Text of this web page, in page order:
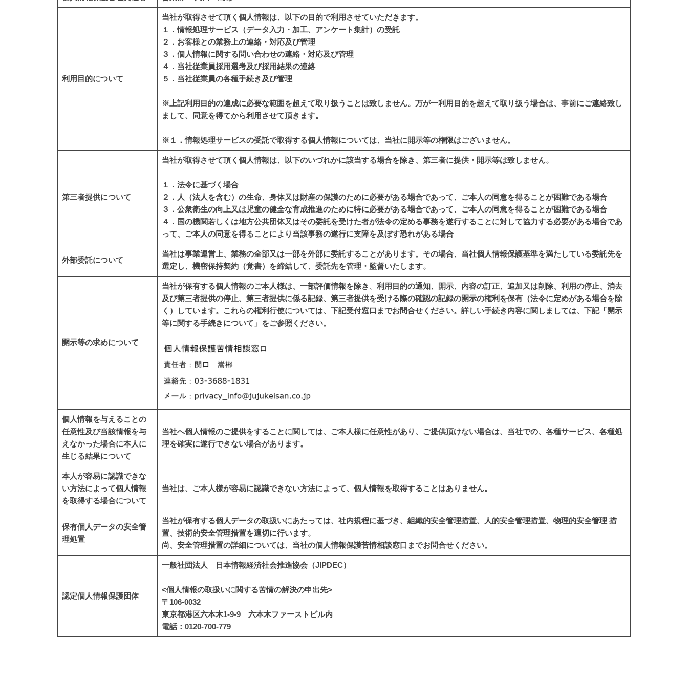
利用目的について
当社が取得させて頂く個人情報は、以下の目的で利用させていただきます。
１．情報処理サービス（データ入力・加工、アンケート集計）の受託
２．お客様との業務上の連絡・対応及び管理
３．個人情報に関する問い合わせの連絡・対応及び管理
４．当社従業員採用選考及び採用結果の連絡
５．当社従業員の各種手続き及び管理
※上記利用目的の達成に必要な範囲を超えて取り扱うことは致しません。万が一利用目的を超えて取り扱う場合は、事前にご連絡致し
まして、同意を得てから利用させて頂きます。
※１．情報処理サービスの受託で取得する個人情報については、当社に開示等の権限はございません。
第三者提供について
当社が取得させて頂く個人情報は、以下のいづれかに該当する場合を除き、第三者に提供・開示等は致しません。
１．法令に基づく場合
２．人（法人を含む）の生命、身体又は財産の保護のために必要がある場合であって、ご本人の同意を得ることが困難である場合
３．公衆衛生の向上又は児童の健全な育成推進のために特に必要がある場合であって、ご本人の同意を得ることが困難である場合
４．国の機関若しくは地方公共団体又はその委託を受けた者が法令の定める事務を遂行することに対して協力する必要がある場合であ
って、ご本人の同意を得ることにより当該事務の遂行に支障を及ぼす恐れがある場合
外部委託について
当社は事業運営上、業務の全部又は一部を外部に委託することがあります。その場合、当社個人情報保護基準を満たしている委託先を
選定し、機密保持契約（覚書）を締結して、委託先を管理・監督いたします。
開示等の求めについて
当社が保有する個人情報のご本人様は、一部評価情報を除き
利用目的の通知、開示、内容の訂正、追加又は削除、利用の停止、消去
及び第三者提供の停止、第三者提供に係る記録、第三者提供を受ける際の確認の記録の開示の権利を保有（法令に定めがある場合を除
く）しています。これらの権利行使については、下記受付窓口までお問合せください。詳しい手続き内容に関しましては、下記「開示
等に関する手続きについて」をご参照ください。
個人情報を与えることの
任意性及び当該情報を与
えなかった場合に本人に
生じる結果について
当社へ個人情報のご提供をすることに関しては、ご本人様に任意性があり、ご提供頂けない場合は、当社での、各種サービス、各種処
理を確実に遂行できない場合があります。
本人が容易に認識できな
い方法によって個人情報
を取得する場合について
当社は、ご本人様が容易に認識できない方法によって、個人情報を取得することはありません。
保有個人データの安全管
理処置
当社が保有する個人データの取扱いにあたっては、社内規程に基づき、組織的安全管理措置、人的安全管理措置、物理的安全管理 措
置、技術的安全管理措置を適切に行います。
尚、安全管理措置の詳細については、当社の個人情報保護苦情相談窓口までお問合せください。
認定個人情報保護団体
一般社団法人 日本情報経済社会推進協会（JIPDEC）
<個人情報の取扱いに関する苦情の解決の申出先>
〒106-0032
東京都港区六本木1-9-9 六本木ファーストビル内
電話：0120-700-779